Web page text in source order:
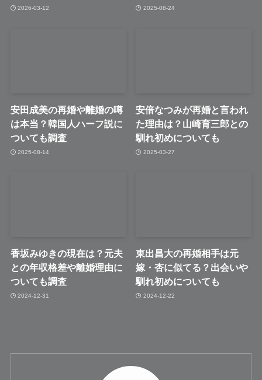
2026-03-12 2025-08-24
安田成美の再婚や離婚の噂
は本当？韓国人ハーフ説に
ついても調査
2025-08-14
安倍なつみが再婚と言われ
た理由は？山崎育三郎との
馴れ初めについても
2025-03-27
香坂みゆきの現在は？元夫
との年収格差や離婚理由に
ついても調査
2024-12-31
東出昌大の再婚相手は元
嫁・杏に似てる？出会いや
馴れ初めについても
2024-12-22